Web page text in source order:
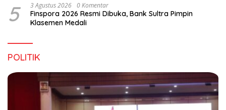
5 3 Agustus 2026 0 Komentar
Finspora 2026 Resmi Dibuka, Bank Sultra Pimpin
Klasemen Medali
POLITIK